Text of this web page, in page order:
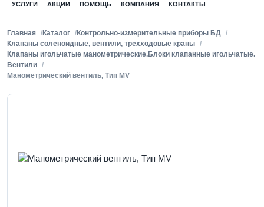
УСЛУГИ АКЦИИ ПОМОЩЬ КОМПАНИЯ КОНТАКТЫ
Главная Каталог
Контрольно-измерительные приборы БД
Клапаны соленоидные, вентили, трехходовые краны
Клапаны игольчатые манометрические.Блоки клапанные игольчатые.
Вентили
Манометрический вентиль, Тип MV